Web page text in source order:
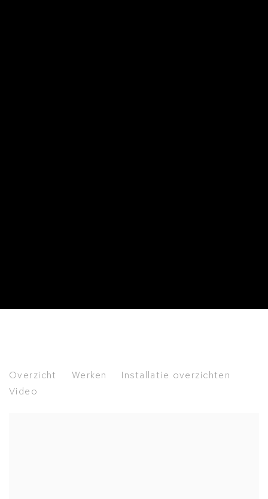
Beelden, tekeningen, collages
Overzicht Werken
Installatie overzichten
Video